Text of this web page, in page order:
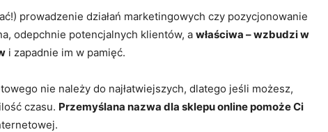
prowadzenie działań marketingowych czy pozycjonowanie
odepchnie potencjalnych klientów, a właściwa – wzbudzi w
i zapadnie im w pamięć.
nie należy do najłatwiejszych, dlatego jeśli możesz,
czasu. Przemyślana nazwa dla sklepu online pomoże Ci